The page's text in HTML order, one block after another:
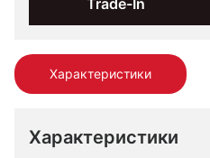
Характеристики
Характеристики
Trade-In